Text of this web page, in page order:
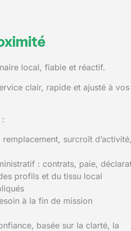
local, fiable et réactif.
clair, rapide et ajusté à vos
surcroît d’activité,
: contrats, paie,
profils et du tissu local
à la fin de mission
basée sur la clarté, la